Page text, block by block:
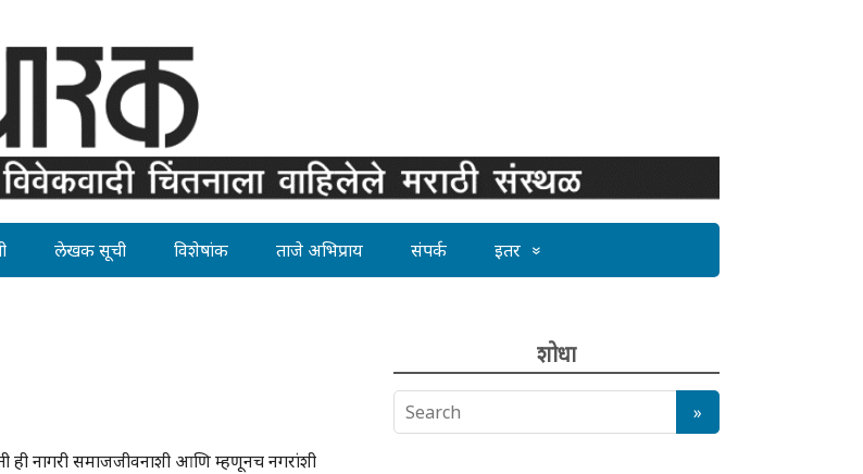
लेखक सूची विशेषांक ताजे अभिप्राय संपर्क इतर
ही नागरी समाजजीवनाशी आणि म्हणूनच नगरांशी
शोधा